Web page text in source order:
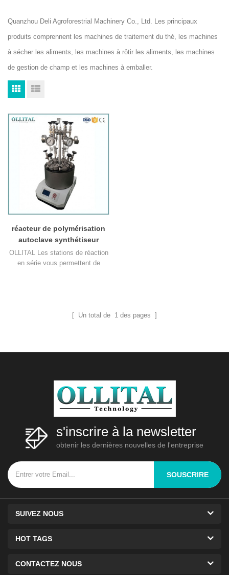
Quanzhou Deli Agroforestrial Machinery Co., Ltd. Les principaux
produits comprennent les machines de traitement du thé, les machines
à sécher les aliments, les machines à rôtir les aliments, les machines
de gestion de champ et les machines à emballer.
réacteur de polymérisation
autoclave synthétiseur
parallèle de laboratoire en
acier inoxydable
OLLITAL Les stations de réaction
en série vous permettent de
et la même vitesse d'agitation
[ Un total de 1 des pages ]
s'inscrire à la newsletter
obtenir les dernières nouvelles de l'entreprise
SOUSCRIRE
SUIVEZ NOUS
HOT TAGS
CONTACTEZ NOUS